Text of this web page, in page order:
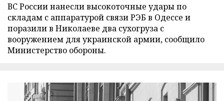
ВС России нанесли высокоточные удары по
складам с аппаратурой связи РЭБ в Одессе и
поразили в Николаеве два сухогруза с
вооружением для украинской армии, сообщило
Министерство обороны.